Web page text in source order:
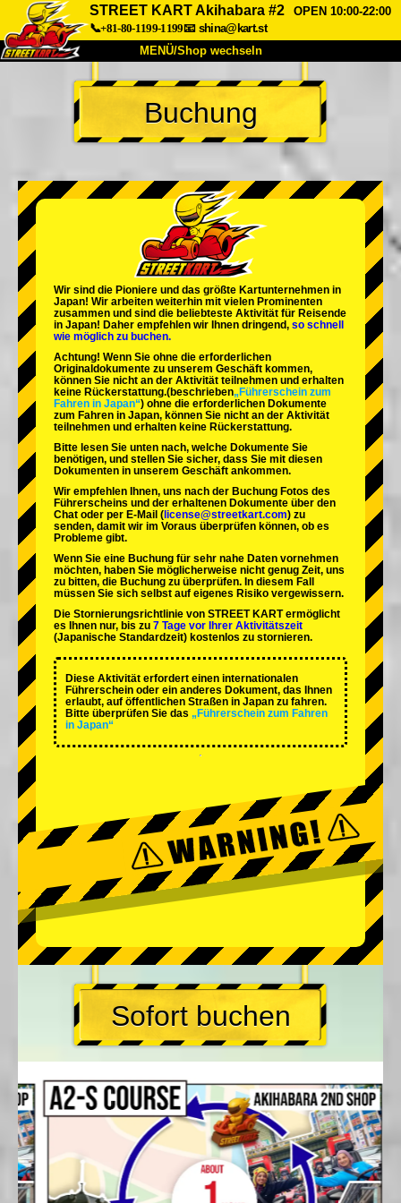
STREET KART Akihabara #2
OPEN 10:00-22:00
📞+81-80-1199-1199📧 shina@kart.st
MENÜ/Shop wechseln
START
Über uns Spezifikationen Preise
Unternehmen Buchung
Shop wechseln
Tokio Shinagawa Tokio Akihabara#1
Tokio Akihabara#2
Tokio Shibuya Annex Tokio Bucht
Tokio Asakusa Osaka
Okinawa
Buchung
Wir sind die Pioniere und das größte Kartunternehmen in
Japan! Wir arbeiten weiterhin mit vielen Prominenten
zusammen und sind die beliebteste Aktivität für Reisende
in Japan! Daher empfehlen wir Ihnen dringend, so schnell
wie möglich zu buchen.
Achtung! Wenn Sie ohne die erforderlichen
Originaldokumente zu unserem Geschäft kommen,
können Sie nicht an der Aktivität teilnehmen und erhalten
keine Rückerstattung.(beschrieben„Führerschein zum
Fahren in Japan“) ohne die erforderlichen Dokumente
zum Fahren in Japan, können Sie nicht an der Aktivität
teilnehmen und erhalten keine Rückerstattung.
Bitte lesen Sie unten nach, welche Dokumente Sie
benötigen, und stellen Sie sicher, dass Sie mit diesen
Dokumenten in unserem Geschäft ankommen.
Wir empfehlen Ihnen, uns nach der Buchung Fotos des
Führerscheins und der erhaltenen Dokumente über den
Chat oder per E-Mail ( license@streetkart.com) zu
senden, damit wir im Voraus überprüfen können, ob es
Probleme gibt.
Wenn Sie eine Buchung für sehr nahe Daten vornehmen
möchten, haben Sie möglicherweise nicht genug Zeit, uns
zu bitten, die Buchung zu überprüfen. In diesem Fall
müssen Sie sich selbst auf eigenes Risiko vergewissern.
Die Stornierungsrichtlinie von STREET KART ermöglicht
es Ihnen nur, bis zu 7 Tage vor Ihrer Aktivitätszeit
(Japanische Standardzeit) kostenlos zu stornieren.
Diese Aktivität erfordert einen internationalen
Führerschein oder ein anderes Dokument, das Ihnen
erlaubt, auf öffentlichen Straßen in Japan zu fahren.
Bitte überprüfen Sie das „Führerschein zum Fahren
in Japan“
Sofort buchen